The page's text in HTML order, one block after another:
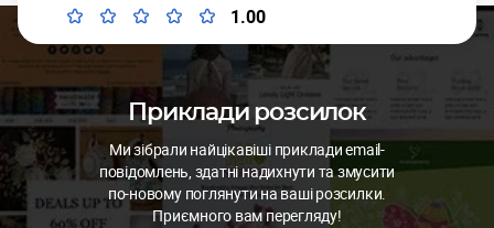
1.00
Приклади розсилок
Ми зібрали найцікавіші приклади email-
повідомлень, здатні надихнути та змусити
по-новому поглянути на ваші розсилки.
Приємного вам перегляду!